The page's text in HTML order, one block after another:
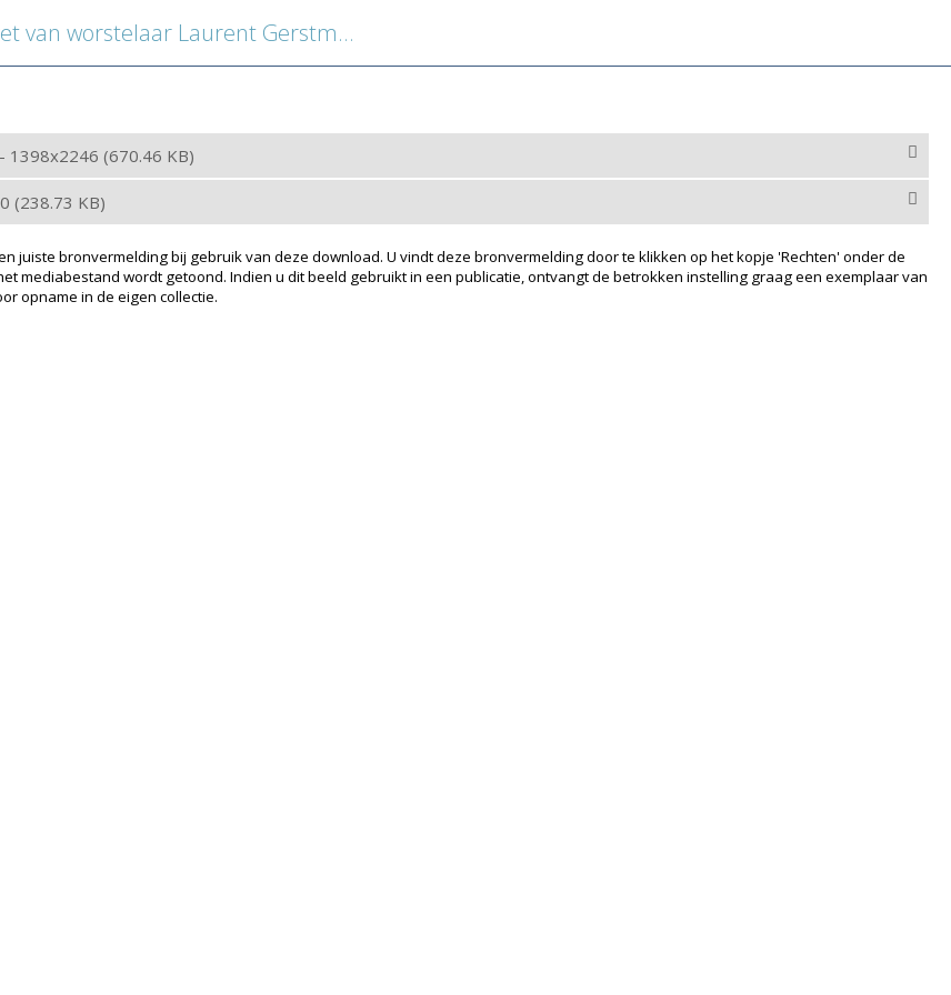
van worstelaar Laurent Gerstmans
- 1398x2246 (670.46 KB)
(238.73 KB)
juiste bronvermelding bij gebruik van deze download. U vindt deze bronvermelding door te klikken op het kopje 'Rechten' onder de
mediabestand wordt getoond. Indien u dit beeld gebruikt in een publicatie, ontvangt de betrokken instelling graag een exemplaar van
opname in de eigen collectie.